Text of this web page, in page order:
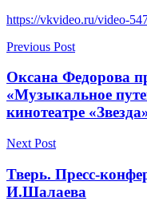
https://vkvideo.ru/video-
Previous Post
Оксана Федорова
«Музыкальное
кинотеатре
Next Post
Тверь. Пресс-
И.Шалаева